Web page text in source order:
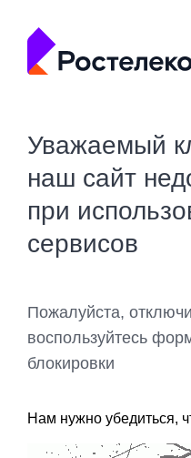
Уважаемый
наш сайт
при
сервисов
Пожалуйста,
воспользуйтесь
блокировки
Нам нужно убедиться,